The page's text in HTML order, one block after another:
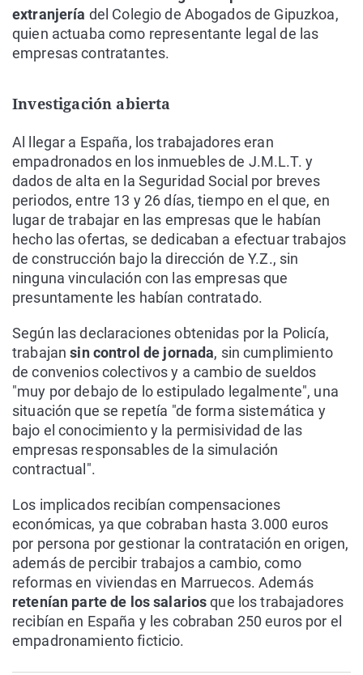
extranjería del Colegio de Abogados de Gipuzkoa,
quien actuaba como representante legal de las
empresas contratantes.
Investigación abierta
Al llegar a España, los trabajadores eran
empadronados en los inmuebles de J.M.L.T. y
dados de alta en la Seguridad Social por breves
periodos, entre 13 y 26 días, tiempo en el que, en
lugar de trabajar en las empresas que le habían
hecho las ofertas, se dedicaban a efectuar trabajos
de construcción bajo la dirección de Y.Z., sin
ninguna vinculación con las empresas que
presuntamente les habían contratado.
Según las declaraciones obtenidas por la Policía,
trabajansin control de jornada, sin cumplimiento
de convenios colectivos y a cambio de sueldos
"muy por debajo de lo estipulado legalmente", una
situación que se repetía "de forma sistemática y
bajo el conocimiento y la permisividad de las
empresas responsables de la simulación
contractual".
Los implicados recibían compensaciones
económicas, ya que cobraban hasta 3.000 euros
por persona por gestionar la contratación en origen,
además de percibir trabajos a cambio, como
reformas en viviendas en Marruecos. Además
retenían parte de los salariosque los trabajadores
recibían en España y les cobraban 250 euros por el
empadronamiento ficticio.